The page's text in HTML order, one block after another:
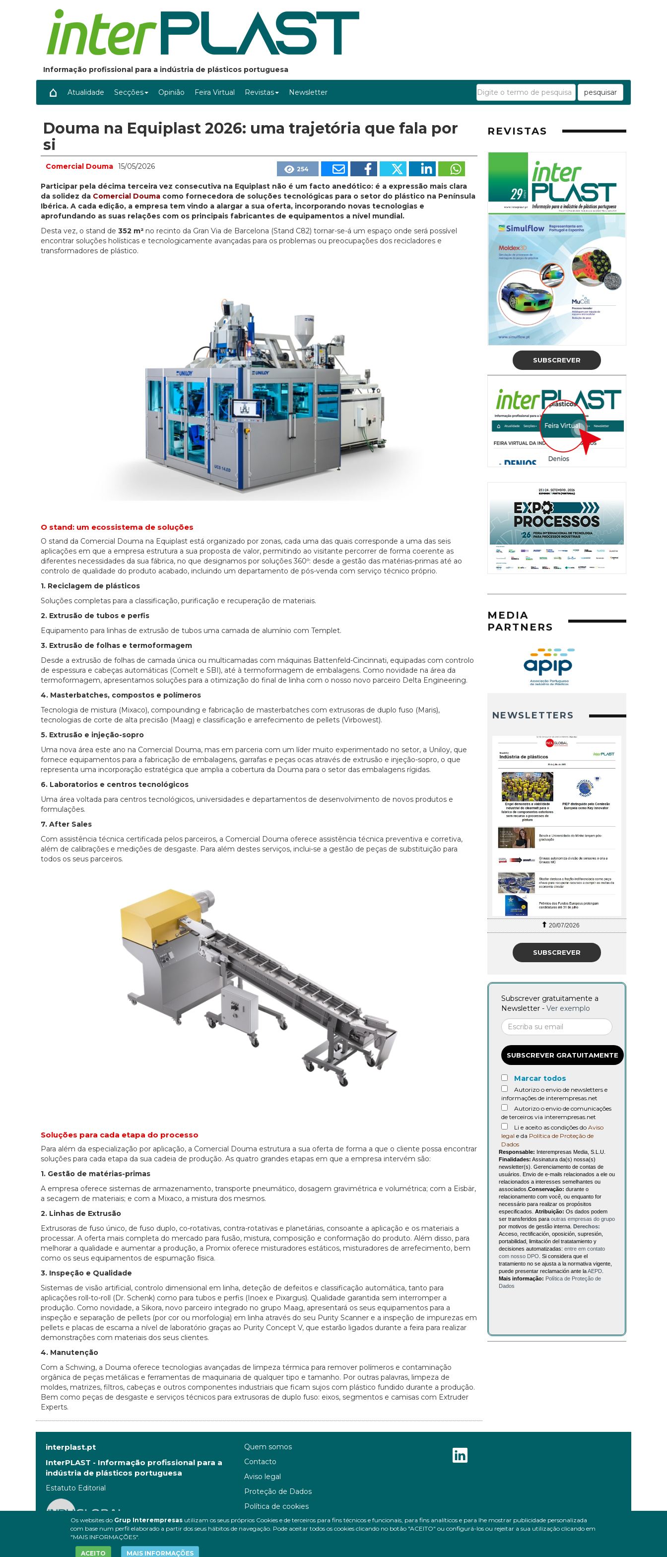
Os websites do Grup Interempresas utilizam os seus próprios Cookies e de terceiros para fins técnicos e funcionais, para fins analíticos e para lhe mostrar publicidade personalizada
com base num perfil elaborado a partir dos seus hábitos de navegação. Pode aceitar todos os cookies clicando no botão "ACEITO" ou configurá-los ou rejeitar a sua utilização clicando em
"MAIS INFORMAÇÕES".
ACEITO MAIS INFORMAÇÕES
Informação profissional para a indústria de plásticos portuguesa
Atualidade Secções Opinião Feira Virtual Revistas Newsletter pesquisar
Douma na Equiplast 2026: uma trajetória que fala por
si
Comercial Douma 15/05/2026 254
Participar pela décima terceira vez consecutiva na Equiplast não é um facto anedótico: é a expressão mais clara
da solidez da Comercial Douma como fornecedora de soluções tecnológicas para o setor do plástico na Península
Ibérica. A cada edição, a empresa tem vindo a alargar a sua oferta, incorporando novas tecnologias e
aprofundando as suas relações com os principais fabricantes de equipamentos a nível mundial.
Desta vez, o stand de 352 m² no recinto da Gran Via de Barcelona (Stand C82) tornar-se-á um espaço onde será possível
encontrar soluções holísticas e tecnologicamente avançadas para os problemas ou preocupações dos recicladores e
transformadores de plástico.
O stand: um ecossistema de soluções
O stand da Comercial Douma na Equiplast está organizado por zonas, cada uma das quais corresponde a uma das seis
aplicações em que a empresa estrutura a sua proposta de valor, permitindo ao visitante percorrer de forma coerente as
diferentes necessidades da sua fábrica, no que designamos por soluções 360º: desde a gestão das matérias-primas até ao
controlo de qualidade do produto acabado, incluindo um departamento de pós-venda com serviço técnico próprio.
1. Reciclagem de plásticos
Soluções completas para a classificação, purificação e recuperação de materiais.
2. Extrusão de tubos e perfis
Equipamento para linhas de extrusão de tubos uma camada de alumínio com Templet.
3. Extrusão de folhas e termoformagem
Desde a extrusão de folhas de camada única ou multicamadas com máquinas Battenfeld-Cincinnati, equipadas com controlo
de espessura e cabeças automáticas (Comelt e SBI), até à termoformagem de embalagens. Como novidade na área da
termoformagem, apresentamos soluções para a otimização do final de linha com o nosso novo parceiro Delta Engineering.
4. Masterbatches, compostos e polímeros
Tecnologia de mistura (Mixaco), compounding e fabricação de masterbatches com extrusoras de duplo fuso (Maris),
tecnologias de corte de alta precisão (Maag) e classificação e arrefecimento de pellets (Virbowest).
5. Extrusão e injeção-sopro
Uma nova área este ano na Comercial Douma, mas em parceria com um líder muito experimentado no setor, a Uniloy, que
fornece equipamentos para a fabricação de embalagens, garrafas e peças ocas através de extrusão e injeção-sopro, o que
representa uma incorporação estratégica que amplia a cobertura da Douma para o setor das embalagens rígidas.
6. Laboratorios e centros tecnológicos
Uma área voltada para centros tecnológicos, universidades e departamentos de desenvolvimento de novos produtos e
formulações.
7. After Sales
Com assistência técnica certificada pelos parceiros, a Comercial Douma oferece assistência técnica preventiva e corretiva,
além de calibrações e medições de desgaste. Para além destes serviços, inclui-se a gestão de peças de substituição para
todos os seus parceiros.
Soluções para cada etapa do processo
Para além da especialização por aplicação, a Comercial Douma estrutura a sua oferta de forma a que o cliente possa encontrar
soluções para cada etapa da sua cadeia de produção. As quatro grandes etapas em que a empresa intervém são:
1. Gestão de matérias-primas
A empresa oferece sistemas de armazenamento, transporte pneumático, dosagem gravimétrica e volumétrica; com a Eisbär,
a secagem de materiais; e com a Mixaco, a mistura dos mesmos.
2. Linhas de Extrusão
Extrusoras de fuso único, de fuso duplo, co-rotativas, contra-rotativas e planetárias, consoante a aplicação e os materiais a
processar. A oferta mais completa do mercado para fusão, mistura, composição e conformação do produto. Além disso, para
melhorar a qualidade e aumentar a produção, a Promix oferece misturadores estáticos, misturadores de arrefecimento, bem
como os seus equipamentos de espumação física.
3. Inspeção e Qualidade
Sistemas de visão artificial, controlo dimensional em linha, deteção de defeitos e classificação automática, tanto para
aplicações roll-to-roll (Dr. Schenk) como para tubos e perfis (Inoex e Pixargus). Qualidade garantida sem interromper a
produção. Como novidade, a Sikora, novo parceiro integrado no grupo Maag, apresentará os seus equipamentos para a
inspeção e separação de pellets (por cor ou morfologia) em linha através do seu Purity Scanner e a inspeção de impurezas em
pellets e placas de escama a nível de laboratório graças ao Purity Concept V, que estarão ligados durante a feira para realizar
demonstrações com materiais dos seus clientes.
4. Manutenção
Com a Schwing, a Douma oferece tecnologias avançadas de limpeza térmica para remover polímeros e contaminação
orgânica de peças metálicas e ferramentas de maquinaria de qualquer tipo e tamanho. Por outras palavras, limpeza de
moldes, matrizes, filtros, cabeças e outros componentes industriais que ficam sujos com plástico fundido durante a produção.
Bem como peças de desgaste e serviços técnicos para extrusoras de duplo fuso: eixos, segmentos e camisas com Extruder
Experts.
REVISTAS
SUBSCREVER
MEDIA
PARTNERS
NEWSLETTERS
20/07/2026
SUBSCREVER
Subscrever gratuitamente a
Newsletter - Ver exemplo
SUBSCREVER GRATUITAMENTE
Marcar todos
Autorizo o envio de newsletters e
informações de interempresas.net
Autorizo o envio de comunicações
de terceiros via interempresas.net
Li e aceito as condições do Aviso
legal e da Política de Proteção de
Dados
Responsable: Interempresas Media, S.L.U.
Finalidades: Assinatura da(s) nossa(s)
newsletter(s). Gerenciamento de contas de
usuários. Envio de e-mails relacionados a ele ou
relacionados a interesses semelhantes ou
associados. Conservação: durante o
relacionamento com você, ou enquanto for
necessário para realizar os propósitos
especificados. Atribuição: Os dados podem
ser transferidos para outras empresas do grupo
por motivos de gestão interna. Derechos:
Acceso, rectificación, oposición, supresión,
portabilidad, limitación del tratatamiento y
decisiones automatizadas: entre em contato
com nosso DPO . Si considera que el
tratamiento no se ajusta a la normativa vigente,
puede presentar reclamación ante laAEPD
Mais informação: Política de Proteção de
Dados
interplast.pt
InterPLAST - Informação profissional para a
indústria de plásticos portuguesa
Estatuto Editorial
Quem somos
Contacto
Aviso legal
Proteção de Dados
Política de cookies
Política de Privacidade Nas Redes Sociais